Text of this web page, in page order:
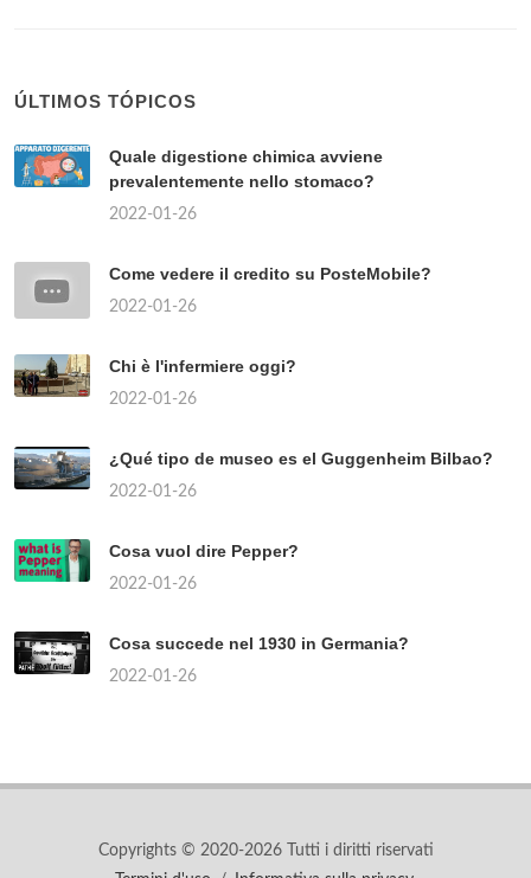
ÚLTIMOS TÓPICOS
Quale digestione chimica avviene
prevalentemente nello stomaco?
2022-01-26
Come vedere il credito su PosteMobile?
2022-01-26
Chi è l'infermiere oggi?
2022-01-26
¿Qué tipo de museo es el Guggenheim Bilbao?
2022-01-26
Cosa vuol dire Pepper?
2022-01-26
Cosa succede nel 1930 in Germania?
2022-01-26
Copyrights © 2020-2026 Tutti i diritti riservati